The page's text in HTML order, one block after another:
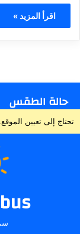
اقرأ المزيد »
حالة الطقس
تحتاج إلى تعيين الموقع.